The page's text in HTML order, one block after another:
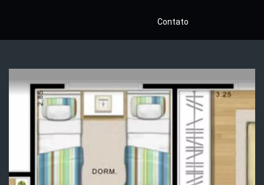
Contato